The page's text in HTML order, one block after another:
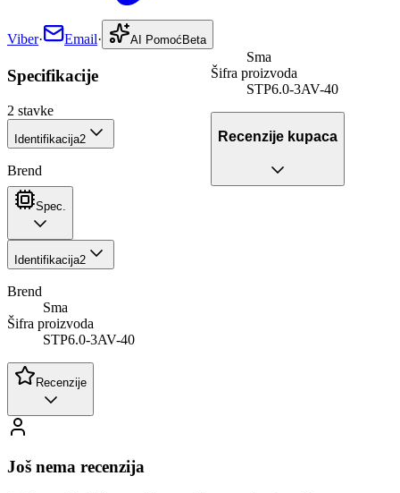
Viber· Email· AI Pomoć Beta
Specifikacije
2 stavke
Identifikacija2
Brend
Sma
Šifra proizvoda
STP6.0-3AV-40
Recenzije kupaca
Spec.
Identifikacija2
Brend
Sma
Šifra proizvoda
STP6.0-3AV-40
Recenzije
Još nema recenzija